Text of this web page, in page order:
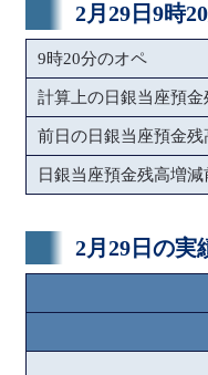
2月29日9時
9時20分のオペ
計算上の日銀当座預金
前日の日銀当座預金
日銀当座預金残高増減
2月29日の実